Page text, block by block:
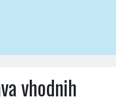
vhodnih